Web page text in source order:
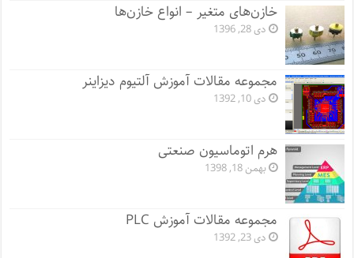
خازن‌های متغیر – انواع خازن‌ها
دی 28, 1396
مجموعه مقالات آموزش آلتیوم دیزاینر
دی 10, 1392
هرم اتوماسیون صنعتی
بهمن 18, 1398
مجموعه مقالات آموزش PLC
دی 23, 1392